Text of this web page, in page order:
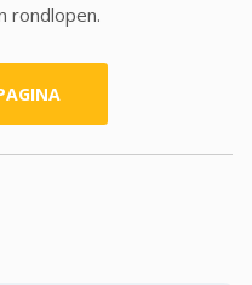
rondlopen.